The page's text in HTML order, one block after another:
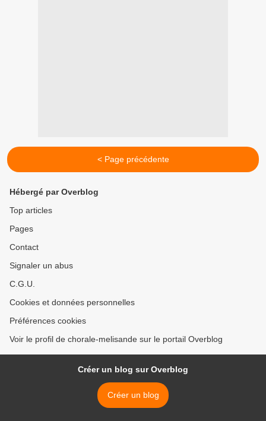
< Page précédente
Hébergé par Overblog
Top articles
Pages
Contact
Signaler un abus
C.G.U.
Cookies et données personnelles
Préférences cookies
Voir le profil de chorale-melisande sur le portail Overblog
Créer un blog sur Overblog
Créer un blog